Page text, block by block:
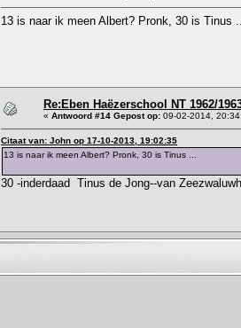
13 is naar ik meen Albert? Pronk, 30 is Tinus
Re:Eben Haëzerschool NT 1962/
« Antwoord #14 Gepost op: 09-02-2014,
Citaat van: John op 17-10-2013, 19:02:35
13 is naar ik meen Albert? Pronk, 30 is Tinus ...
30 -inderdaad Tinus de Jong--van